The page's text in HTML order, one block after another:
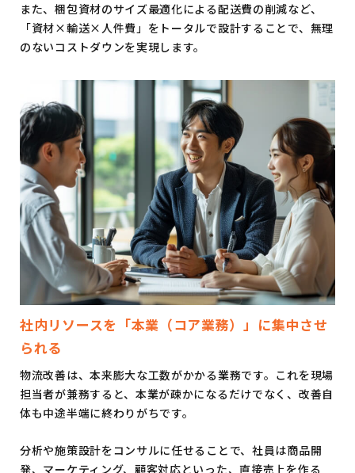
また、梱包資材のサイズ最適化による配送費の削減など、
「資材×輸送×人件費」をトータルで設計することで、無理
のないコストダウンを実現します。
社内リソースを「本業（コア業務）」に集中させ
られる
物流改善は、本来膨大な工数がかかる業務です。これを現場
担当者が兼務すると、本業が疎かになるだけでなく、改善自
体も中途半端に終わりがちです。
分析や施策設計をコンサルに任せることで、社員は商品開
発、マーケティング、顧客対応といった、直接売上を作る